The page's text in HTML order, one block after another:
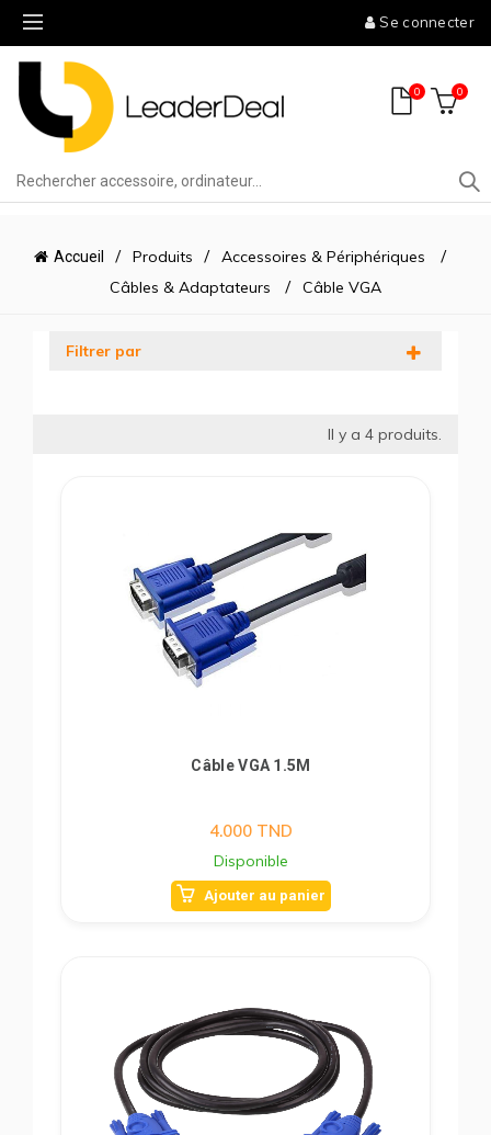
Se connecter
0 0
Accueil Produits
Accessoires & Périphériques
Câbles & Adaptateurs
Câble VGA
Filtrer par
Il y a 4 produits.
Câble VGA 1.5M
4.000 TND
Disponible
Ajouter au panier